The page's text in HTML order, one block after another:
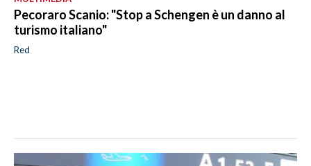
Pecoraro Scanio: "Stop a Schengen è un danno al
turismo italiano"
Red